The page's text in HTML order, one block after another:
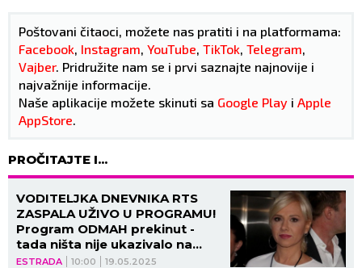
Poštovani čitaoci, možete nas pratiti i na platformama:
Facebook Instagram YouTube TikTok Telegram
Vajber. Pridružite nam se i prvi saznajte najnovije i
najvažnije informacije.
Naše aplikacije možete skinuti sa Google Play i Apple
AppStore
PROČITAJTE I...
ESTRADA 10:00 19.05.2025
VODITELJKA DNEVNIKA RTS
ZASPALA UŽIVO U PROGRAMU!
Program ODMAH prekinut -
tada ništa nije ukazivalo na
OVO! (FOTO)